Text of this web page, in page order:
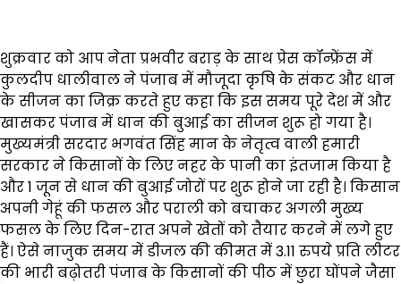
शुक्रवार को आप नेता प्रभवीर बराड़ के साथ प्रेस कॉन्फ्रेंस में
कुलदीप धालीवाल ने पंजाब में मौजूदा कृषि के संकट और धान
के सीजन का जिक्र करते हुए कहा कि इस समय पूरे देश में और
खासकर पंजाब में धान की बुआई का सीजन शुरू हो गया है।
मुख्यमंत्री सरदार भगवंत सिंह मान के नेतृत्व वाली हमारी
सरकार ने किसानों के लिए नहर के पानी का इंतजाम किया है
और 1 जून से धान की बुआई जोरों पर शुरू होने जा रही है। किसान
अपनी गेहूं की फसल और पराली को बचाकर अगली मुख्य
फसल के लिए दिन-रात अपने खेतों को तैयार करने में लगे हुए
हैं। ऐसे नाजुक समय में डीजल की कीमत में 3.11 रुपये प्रति लीटर
की भारी बढ़ोतरी पंजाब के किसानों की पीठ में छुरा घोंपने जैसा